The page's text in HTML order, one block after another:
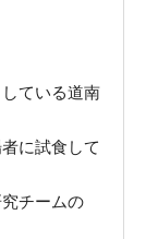
ている道南
に試食して
チームの